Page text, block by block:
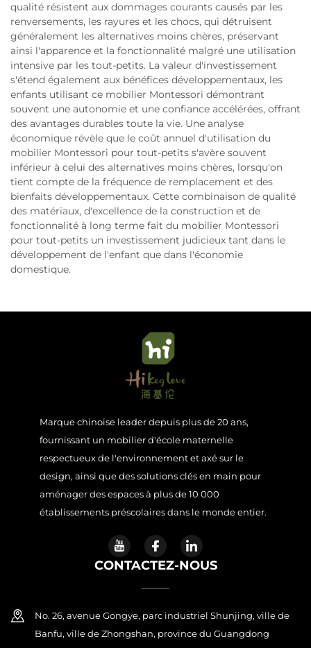
qualité résistent aux dommages courants causés par les
renversements, les rayures et les chocs, qui détruisent
généralement les alternatives moins chères, préservant
ainsi l'apparence et la fonctionnalité malgré une utilisation
intensive par les tout-petits. La valeur d'investissement
s'étend également aux bénéfices développementaux, les
enfants utilisant ce mobilier Montessori démontrant
souvent une autonomie et une confiance accélérées, offrant
des avantages durables toute la vie. Une analyse
économique révèle que le coût annuel d'utilisation du
mobilier Montessori pour tout-petits s'avère souvent
inférieur à celui des alternatives moins chères, lorsqu'on
tient compte de la fréquence de remplacement et des
bienfaits développementaux. Cette combinaison de qualité
des matériaux, d'excellence de la construction et de
fonctionnalité à long terme fait du mobilier Montessori
pour tout-petits un investissement judicieux tant dans le
développement de l'enfant que dans l'économie
domestique.
Marque chinoise leader depuis plus de 20 ans,
fournissant un mobilier d'école maternelle
respectueux de l'environnement et axé sur le
design, ainsi que des solutions clés en main pour
aménager des espaces à plus de 10 000
établissements préscolaires dans le monde entier.
CONTACTEZ-NOUS
No. 26, avenue Gongye, parc industriel Shunjing, ville de
Banfu, ville de Zhongshan, province du Guangdong